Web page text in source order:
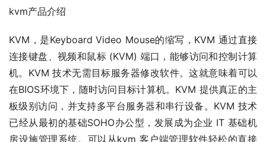
kvm产品介绍
KVM，是Keyboard Video Mouse的缩写，KVM 通过直接
连接键盘、视频和鼠标 (KVM) 端口，能够访问和控制计算
机。KVM 技术无需目标服务器修改软件。这就意味着可以
在BIOS环境下，随时访问目标计算机。KVM 提供真正的主
板级别访问，并支持多平台服务器和串行设备。KVM 技术
已经从最初的基础SOHO办公型，发展成为企业 IT 基础机
房设施管理系统。可以从kvm 客户端管理软件轻松的直接